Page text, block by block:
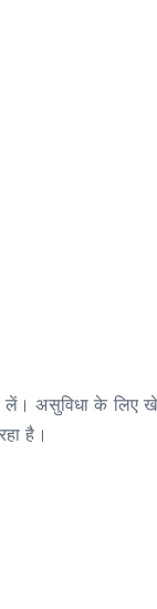
लें। असुविधा के लिए
है।